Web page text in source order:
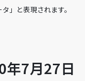
」と表現されます。
年7月27日